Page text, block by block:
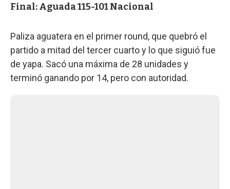
Final: Aguada 115-101 Nacional
Paliza aguatera en el primer round, que quebró el
partido a mitad del tercer cuarto y lo que siguió fue
de yapa. Sacó una máxima de 28 unidades y
terminó ganando por 14, pero con autoridad.